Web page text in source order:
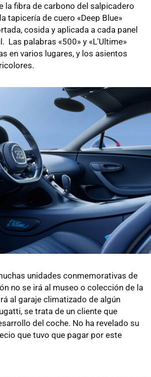
la fibra de carbono del salpicadero
tapicería de cuero «Deep Blue»
cosida y aplicada a cada panel
Las palabras «500» y «L'Ultime»
en varios lugares, y los asientos
unidades conmemorativas de
no se irá al museo o colección de la
al garaje climatizado de algún
se trata de un cliente que
del coche. No ha revelado su
que tuvo que pagar por este